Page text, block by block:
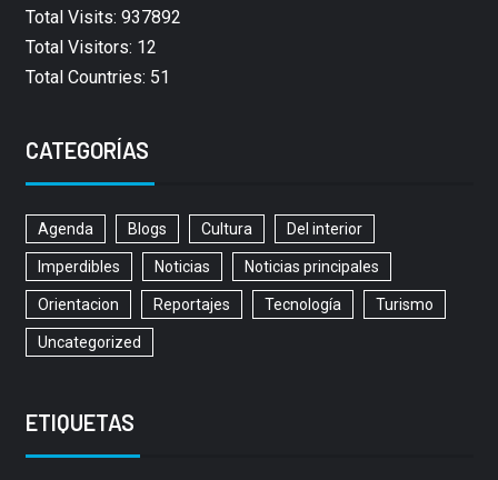
Total Visits: 937892
Total Visitors: 12
Total Countries: 51
CATEGORÍAS
Agenda Blogs Cultura Del interior
Imperdibles Noticias Noticias principales
Orientacion Reportajes Tecnología Turismo
Uncategorized
ETIQUETAS